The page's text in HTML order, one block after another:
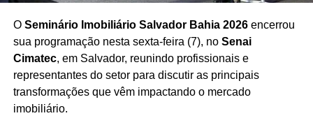
O Seminário Imobiliário Salvador Bahia 2026encerrou
sua programação nesta sexta-feira (7), no Senai
Cimatec, em Salvador, reunindo profissionais e
representantes do setor para discutir as principais
transformações que vêm impactando o mercado
imobiliário.